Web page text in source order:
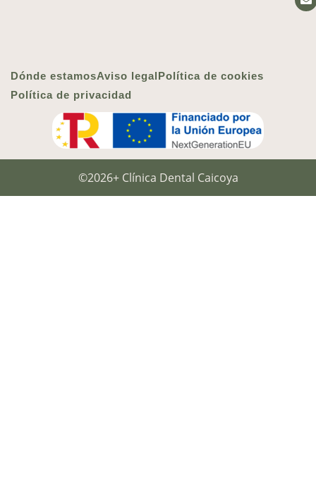
Dónde estamosAviso legalPolítica de cookies
Política de privacidad
©2026+ Clínica Dental Caicoya